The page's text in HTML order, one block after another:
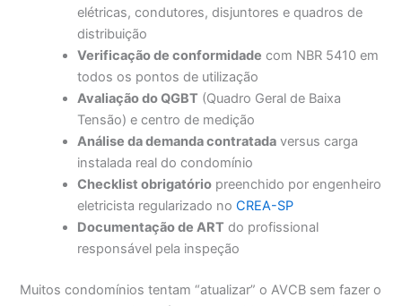
elétricas, condutores, disjuntores e quadros de
distribuição
Verificação de conformidade com NBR 5410 em
todos os pontos de utilização
Avaliação do QGBT (Quadro Geral de Baixa
Tensão) e centro de medição
Análise da demanda contratada versus carga
instalada real do condomínio
Checklist obrigatório preenchido por engenheiro
eletricista regularizado noCREA-SP
Documentação de ART do profissional
responsável pela inspeção
Muitos condomínios tentam “atualizar” o AVCB sem fazer o